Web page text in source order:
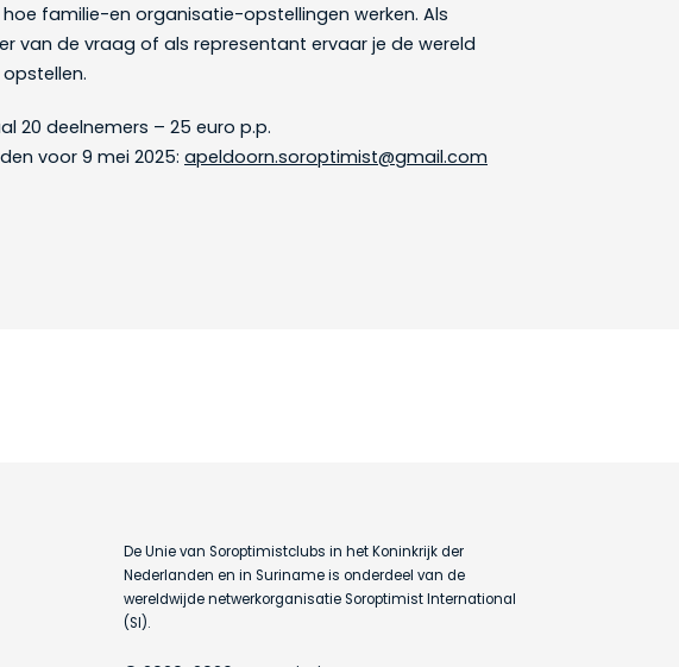
familie-en organisatie-opstellingen werken. Als
van de vraag of als representant ervaar je de wereld
20 deelnemers – 25 euro p.p.
voor 9 mei 2025: apeldoorn.soroptimist@gmail.com
De Unie van Soroptimistclubs in het Koninkrijk der
Nederlanden en in Suriname is onderdeel van de
wereldwijde netwerkorganisatie Soroptimist International
(SI).